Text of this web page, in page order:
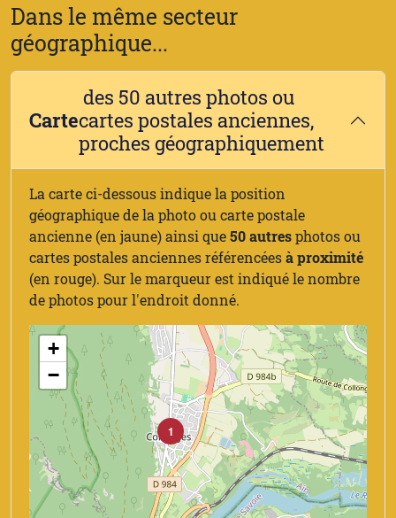
Dans le même secteur
géographique...
Carte
des 50 autres photos ou
cartes postales anciennes,
proches géographiquement
La carte ci-dessous indique la position
géographique de la photo ou carte postale
ancienne (en jaune) ainsi que50 autresphotos ou
cartes postales anciennes référencéesà proximité
(en rouge). Sur le marqueur est indiqué le nombre
de photos pour l'endroit donné.
1
+
−